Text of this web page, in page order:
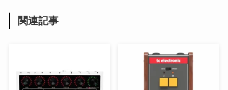
関連記事